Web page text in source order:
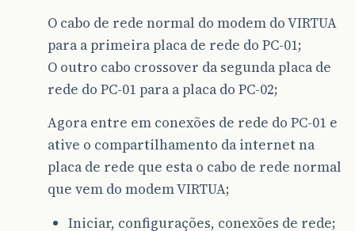
O cabo de rede normal do modem do VIRTUA
para a primeira placa de rede do PC-01;
O outro cabo crossover da segunda placa de
rede do PC-01 para a placa do PC-02;
Agora entre em conexões de rede do PC-01 e
ative o compartilhamento da internet na
placa de rede que esta o cabo de rede normal
que vem do modem VIRTUA;
Iniciar, configurações, conexões de rede;